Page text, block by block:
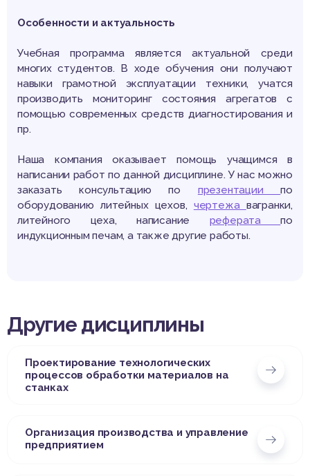
Особенности и актуальность
Учебная программа является актуальной среди
многих студентов. В ходе обучения они получают
навыки грамотной эксплуатации техники, учатся
производить мониторинг состояния агрегатов с
помощью современных средств диагностирования и
пр.
Наша компания оказывает помощь учащимся в
написании работ по данной дисциплине. У нас можно
заказать консультацию по презентациипо
оборудованию литейных цехов, чертежа вагранки,
литейного цеха, написание рефератапо
индукционным печам, а также другие работы.
Другие дисциплины
Проектирование технологических
процессов обработки материалов на
станках
Организация производства и управление
предприятием